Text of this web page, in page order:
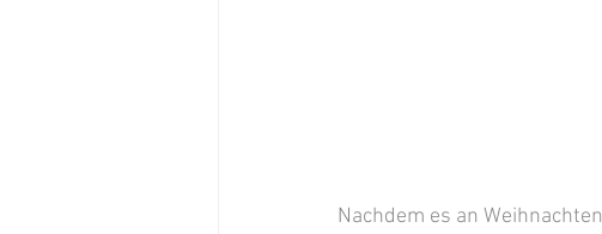
Nachdem es an